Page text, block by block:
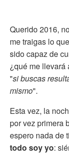
Querido 2016,
me traigas lo
sido capaz de
¿qué me llevará
"si buscas
mismo".
Esta vez, la
por vez primera
espero nada de
todo soy yo: